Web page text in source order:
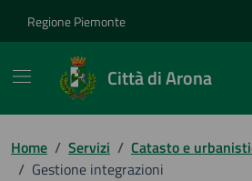
Regione Piemonte
Città di Arona
Home / Servizi / Catasto e
/ Gestione integrazioni